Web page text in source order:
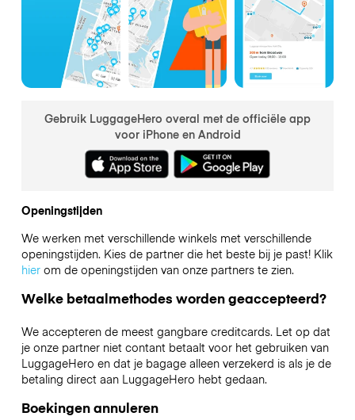
Gebruik LuggageHero overal met de officiële app
voor iPhone en Android
Openingstijden
We werken met verschillende winkels met verschillende
openingstijden. Kies de partner die het beste bij je past! Klik
hierom de openingstijden van onze partners te zien.
Welke betaalmethodes worden geaccepteerd?
We accepteren de meest gangbare creditcards. Let op dat
je onze partner niet contant betaalt voor het gebruiken van
LuggageHero en dat je bagage alleen verzekerd is als je de
betaling direct aan LuggageHero hebt gedaan.
Boekingen annuleren